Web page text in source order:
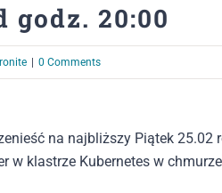
20:00
0 Comments
na najbliższy Piątek 25.02
w klastrze Kubernetes w